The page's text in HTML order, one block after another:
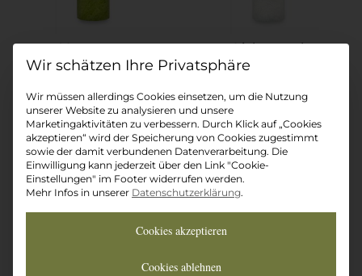
Vertrauen
22,50€
Lichtengel
Datenschutz-Präferenz
Wir müssen allerdings Cookies einsetzen, um die Nutzung
unserer Website zu analysieren und unsere
Marketingaktivitäten zu verbessern. Durch Klick auf „Cookies
akzeptieren“ wird der Speicherung von Cookies zugestimmt
sowie der damit verbundenen Datenverarbeitung. Die
Einwilligung kann jederzeit über den Link "Cookie-
Einstellungen" im Footer widerrufen werden.
Mehr Infos in unserer Datenschutzerklärung.
Cookies akzeptieren
Cookies ablehnen